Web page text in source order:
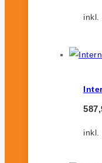
inkl.
inkl.